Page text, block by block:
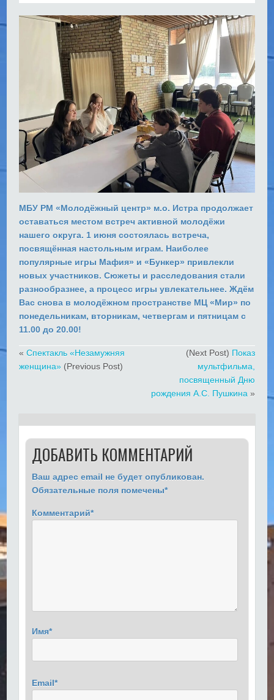
МБУ РМ «Молодёжный центр» м.о. Истра продолжает
оставаться местом встреч активной молодёжи
нашего округа. 1 июня состоялась встреча,
посвящённая настольным играм. Наиболее
популярные игры Мафия» и «Бункер» привлекли
новых участников. Сюжеты и расследования стали
разнообразнее, а процесс игры увлекательнее. Ждём
Вас снова в молодёжном пространстве МЦ «Мир» по
понедельникам, вторникам, четвергам и пятницам с
11.00 до 20.00!
«Спектакль «Незамужняя
женщина» (Previous Post)
(Next Post) Показ
мультфильма,
посвященный Дню
рождения А.С. Пушкина »
ДОБАВИТЬ КОММЕНТАРИЙ
Ваш адрес email не будет опубликован.
Обязательные поля помечены*
Комментарий*
Имя*
Email*